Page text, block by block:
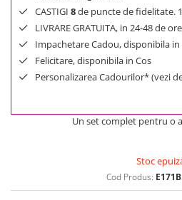
CASTIGI 8de puncte de fidelitate.
LIVRARE GRATUITA, in 24-48 de
Impachetare Cadou, disponibila in
Felicitare, disponibila in Cos
Personalizarea Cadourilor* (vezi
Un set complet pentru o
Stoc
Cod Produs: